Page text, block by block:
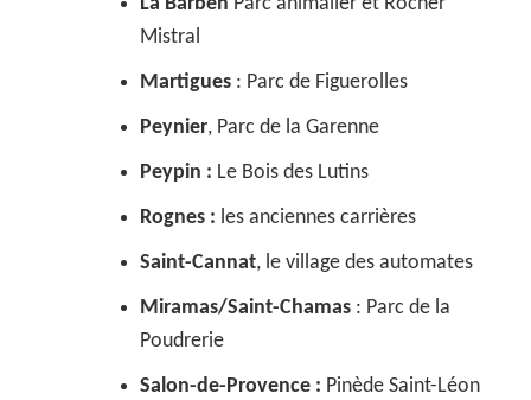
Mistral
Martigues : Parc de Figuerolles
Peynier, Parc de la Garenne
Peypin : Le Bois des Lutins
Rognes : les anciennes carrières
Saint-Cannat, le village des automates
Miramas/Saint-Chamas : Parc de la
Poudrerie
Salon-de-Provence : Pinède Saint-Léon